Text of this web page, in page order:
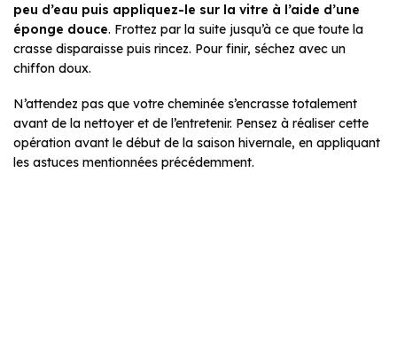
peu d’eau puis appliquez-le sur la vitre à l’aide d’une
éponge douce. Frottez par la suite jusqu’à ce que toute la
crasse disparaisse puis rincez. Pour finir, séchez avec un
chiffon doux.
N’attendez pas que votre cheminée s’encrasse totalement
avant de la nettoyer et de l’entretenir. Pensez à réaliser cette
opération avant le début de la saison hivernale, en appliquant
les astuces mentionnées précédemment.